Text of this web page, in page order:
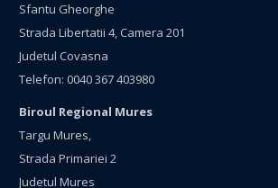
Sfantu Gheorghe
Strada Libertatii 4, Camera 201
Judetul Covasna
Telefon: 0040 367 403980
Biroul Regional Mures
Targu Mures,
Strada Primariei 2
Judetul Mures